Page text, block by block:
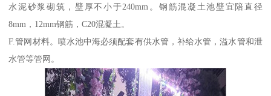
水泥砂浆砌筑，壁厚不小于240mm。钢筋混凝土池壁宜陪直径
8mm，12mm钢筋，C20混凝土。
F.管网材料。喷水池中海必须配套有供水管，补给水管，溢水管和泄
水管等管网。